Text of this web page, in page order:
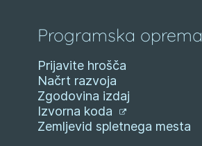
Programska oprema
Prijavite hrošča
Načrt razvoja
Zgodovina izdaj
Izvorna koda
Zemljevid spletnega mesta